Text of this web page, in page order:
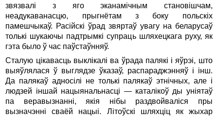
звязвалі з яго эканамічным становішчам,
неадукаванасцю, прыгнётам з боку польскіх
памешчыкаў. Расійскі ўрад звяртаў увагу на беларусаў
толькі шукаючы падтрымкі супраць шляхецкага руху, як
гэта было ў час паўстаўнняў.
Сталую цікавасць выклікалі ва ўрада палякі і яўрэі, што
выяўлялася ў выглядзе ўказаў, распараджэнняў і інш.
Да палякаў адносілі не толькі палякаў этнічных, але і
людзей іншай нацыянальнасці — каталікоў ды уніятаў
па веравызнанні, якія нібы раздвойваліся пры
вызначэнні сваёй нацыі. Літоўскі шляхціц як жыхар